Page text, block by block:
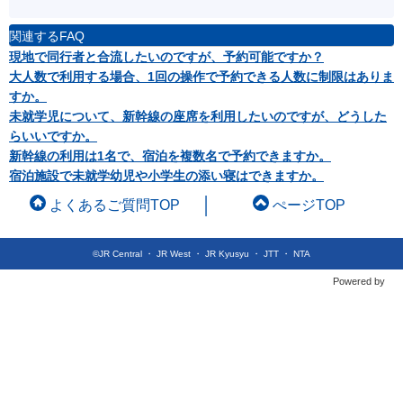
関連するFAQ
現地で同行者と合流したいのですが、予約可能ですか？
大人数で利用する場合、1回の操作で予約できる人数に制限はありま
すか。
未就学児について、新幹線の座席を利用したいのですが、どうした
らいいですか。
新幹線の利用は1名で、宿泊を複数名で予約できますか。
宿泊施設で未就学幼児や小学生の添い寝はできますか。
©JR Central ・ JR West ・ JR Kyusyu ・ JTT ・ NTA
Powered by
よくあるご質問TOP ぺージTOP